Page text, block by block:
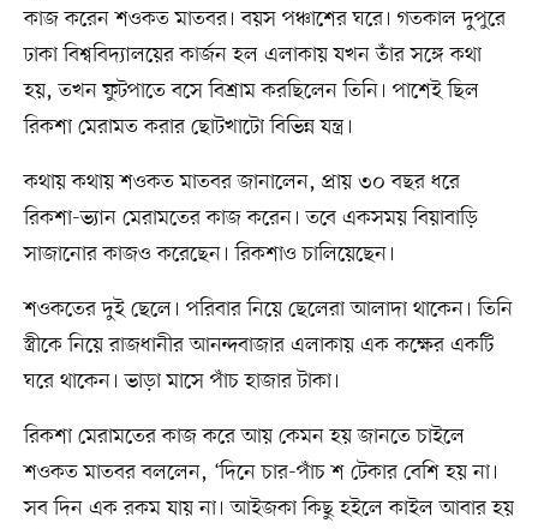
কাজ করেন শওকত মাতবর। বয়স পঞ্চাশের ঘরে। গতকাল দুপুরে
ঢাকা বিশ্ববিদ্যালয়ের কার্জন হল এলাকায় যখন তাঁর সঙ্গে কথা
হয়, তখন ফুটপাতে বসে বিশ্রাম করছিলেন তিনি। পাশেই ছিল
রিকশা মেরামত করার ছোটখাটো বিভিন্ন যন্ত্র।
কথায় কথায় শওকত মাতবর জানালেন, প্রায় ৩০ বছর ধরে
রিকশা-ভ্যান মেরামতের কাজ করেন। তবে একসময় বিয়াবাড়ি
সাজানোর কাজও করেছেন। রিকশাও চালিয়েছেন।
শওকতের দুই ছেলে। পরিবার নিয়ে ছেলেরা আলাদা থাকেন। তিনি
স্ত্রীকে নিয়ে রাজধানীর আনন্দবাজার এলাকায় এক কক্ষের একটি
ঘরে থাকেন। ভাড়া মাসে পাঁচ হাজার টাকা।
রিকশা মেরামতের কাজ করে আয় কেমন হয় জানতে চাইলে
শওকত মাতবর বললেন, ‘দিনে চার-পাঁচ শ টেকার বেশি হয় না।
সব দিন এক রকম যায় না। আইজকা কিছু হইলে কাইল আবার হয়